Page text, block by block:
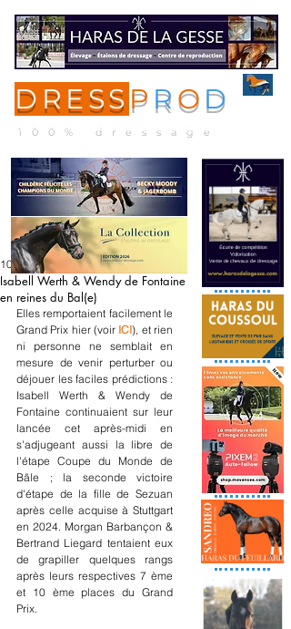
DRESS P R O D
100% dressage
Isabell Werth & Wendy de Fontaine
en reines du Bal(e)
10 janv.
Elles remportaient facilement le
Grand Prix hier (voir ICI), et rien
ni personne ne semblait en
mesure de venir perturber ou
déjouer les faciles prédictions :
Isabell Werth & Wendy de
Fontaine continuaient sur leur
lancée cet après-midi en
s'adjugeant aussi la libre de
l'étape Coupe du Monde de
Bâle ; la seconde victoire
d'étape de la fille de Sezuan
après celle acquise à Stuttgart
en 2024. Morgan Barbançon &
Bertrand Liegard tentaient eux
de grapiller quelques rangs
après leurs respectives 7 ème
et 10 ème places du Grand
Prix.